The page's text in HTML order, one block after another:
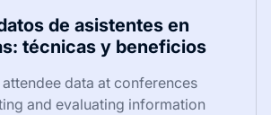
de asistentes en
técnicas y beneficios
data at conferences
and evaluating information